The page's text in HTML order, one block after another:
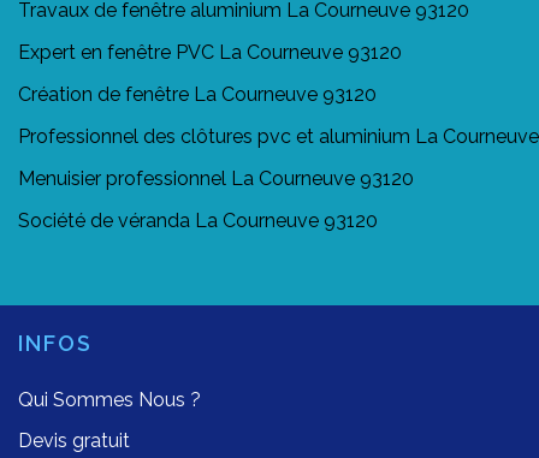
Travaux de fenêtre aluminium La Courneuve 93120
Expert en fenêtre PVC La Courneuve 93120
Création de fenêtre La Courneuve 93120
Professionnel des clôtures pvc et aluminium La
Menuisier professionnel La Courneuve 93120
Société de véranda La Courneuve 93120
INFOS
Qui Sommes Nous ?
Devis gratuit